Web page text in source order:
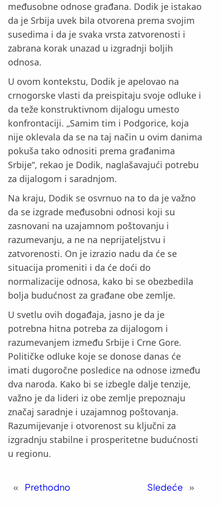
međusobne odnose građana. Dodik je istakao
da je Srbija uvek bila otvorena prema svojim
susedima i da je svaka vrsta zatvorenosti i
zabrana korak unazad u izgradnji boljih
odnosa.
U ovom kontekstu, Dodik je apelovao na
crnogorske vlasti da preispitaju svoje odluke i
da teže konstruktivnom dijalogu umesto
konfrontaciji. „Samim tim i Podgorice, koja
nije oklevala da se na taj način u ovim danima
pokuša tako odnositi prema građanima
Srbije“, rekao je Dodik, naglašavajući potrebu
za dijalogom i saradnjom.
Na kraju, Dodik se osvrnuo na to da je važno
da se izgrade međusobni odnosi koji su
zasnovani na uzajamnom poštovanju i
razumevanju, a ne na neprijateljstvu i
zatvorenosti. On je izrazio nadu da će se
situacija promeniti i da će doći do
normalizacije odnosa, kako bi se obezbedila
bolja budućnost za građane obe zemlje.
U svetlu ovih događaja, jasno je da je
potrebna hitna potreba za dijalogom i
razumevanjem između Srbije i Crne Gore.
Političke odluke koje se donose danas će
imati dugoročne posledice na odnose između
dva naroda. Kako bi se izbegle dalje tenzije,
važno je da lideri iz obe zemlje prepoznaju
značaj saradnje i uzajamnog poštovanja.
Razumijevanje i otvorenost su ključni za
izgradnju stabilne i prosperitetne budućnosti
u regionu.
« Prethodno Sledeće »